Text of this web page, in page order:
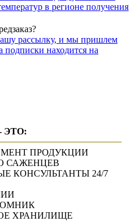
в регионе получения
рассылку, и мы пришлем
находится на
ЭТО:
ПРОДУКЦИИ
САЖЕНЦЕВ
КОНСУЛЬТАНТЫ 24/7
ХРАНИЛИЩЕ